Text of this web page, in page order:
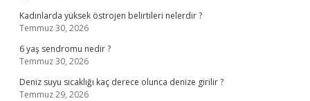
Kadınlarda yüksek östrojen belirtileri nelerdir ?
Temmuz 30, 2026
6 yaş sendromu nedir ?
Temmuz 30, 2026
Deniz suyu sıcaklığı kaç derece olunca denize girilir ?
Temmuz 29, 2026